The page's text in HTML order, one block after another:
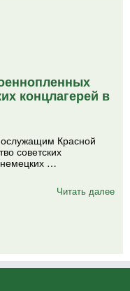
концлагерей в
Красной
советских
…
Читать далее